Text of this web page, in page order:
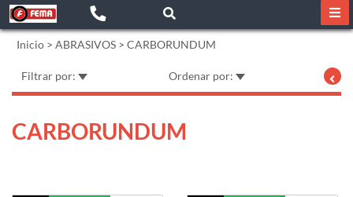
Inicio > ABRASIVOS > CARBORUNDUM
Filtrar por: Ordenar por:
CARBORUNDUM